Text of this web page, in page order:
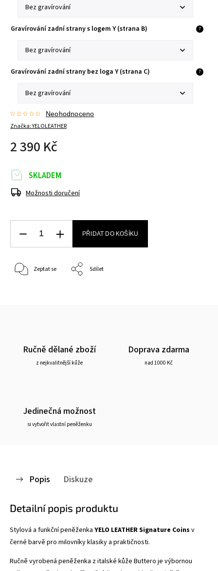
Gravírování zadní strany s logem Y (strana B) ?
Gravírování zadní strany bez loga Y (strana C) ?
Značka:YELOLEATHER
Neohodnoceno
2 390 Kč
SKLADEM
Možnosti doručení
PŘIDAT DO KOŠÍKU
Zeptat se Sdílet
Ručně dělané zboží
z nejkvalitnější kůže
Doprava zdarma
nad 1000 Kč
Jedinečná možnost
si vytvořit vlastní peněženku
Popis Diskuze
Detailní popis produktu
Stylová a funkční peněženka YELO LEATHER Signature Coins v
černé barvě pro milovníky klasiky a praktičnosti.
Ručně vyrobená peněženka z italské kůže Buttero je výbornou